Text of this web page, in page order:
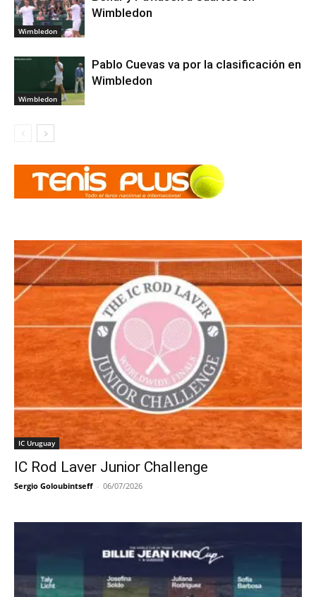
Wimbledon
Wimbledon
Wimbledon
Pablo Cuevas va por la clasificación en
Wimbledon
IC Uruguay
IC Rod Laver Junior Challenge
Sergio Goloubintseff - 06/07/2026